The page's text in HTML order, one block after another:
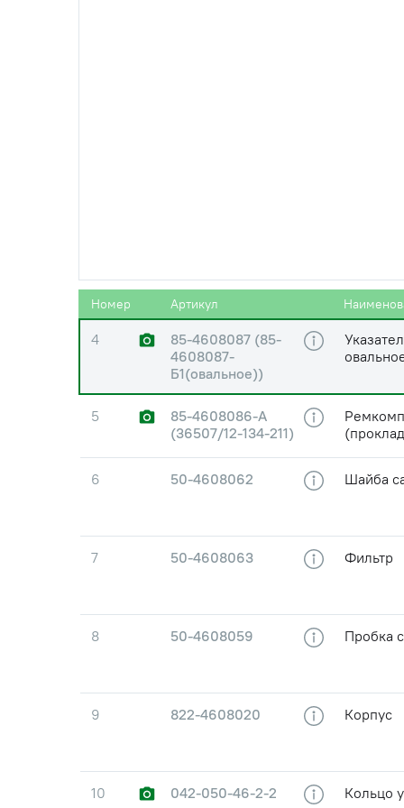
Номер Артикул
4
85-4608087 (85-
4608087-
Б1(овальное))
5
85-4608086-А
(36507/12-134-211)
6 50-4608062 Шайба
7 50-4608063 Фильтр
8 50-4608059 Пробка
9 822-4608020 Корпус
10 042-050-46-2-2 Кольцо